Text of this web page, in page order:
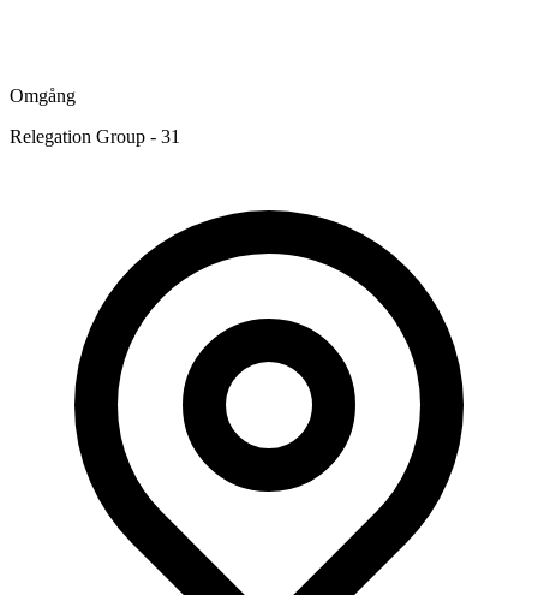
Omgång
Relegation Group - 31